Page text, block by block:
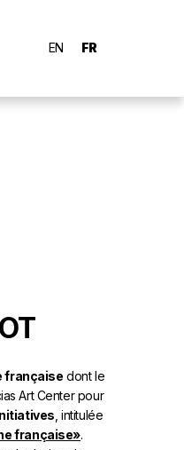
EN FR
française dont le
Art Center pour
, intitulée
française».